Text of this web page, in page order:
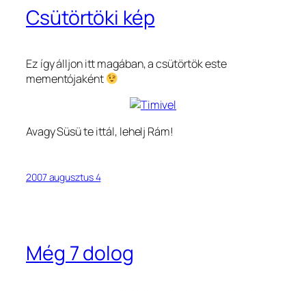
Csütörtöki kép
Ez így álljon itt magában, a csütörtök este
mementójaként
Avagy Süsü te ittál, lehelj Rám!
2007 augusztus 4
Még 7 dolog